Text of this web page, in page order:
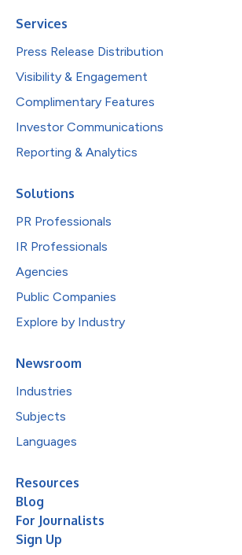
Services
Press Release Distribution
Visibility & Engagement
Complimentary Features
Investor Communications
Reporting & Analytics
Solutions
PR Professionals
IR Professionals
Agencies
Public Companies
Explore by Industry
Newsroom
Industries
Subjects
Languages
Resources
Blog
For Journalists
Sign Up